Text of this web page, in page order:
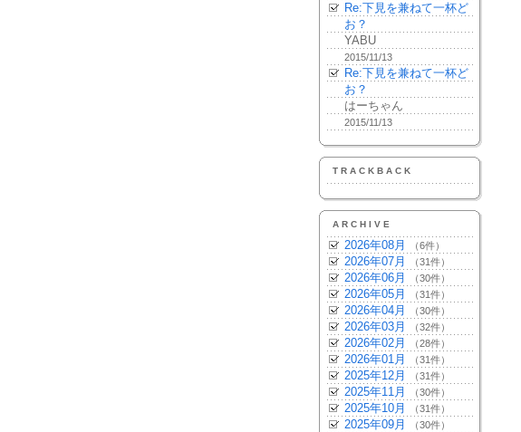
Re:下見を兼ねて一杯ど
お？
YABU
2015/11/13
Re:下見を兼ねて一杯ど
お？
はーちゃん
2015/11/13
TRACKBACK
ARCHIVE
2026年08月 （6件）
2026年07月 （31件）
2026年06月 （30件）
2026年05月 （31件）
2026年04月 （30件）
2026年03月 （32件）
2026年02月 （28件）
2026年01月 （31件）
2025年12月 （31件）
2025年11月 （30件）
2025年10月 （31件）
2025年09月 （30件）